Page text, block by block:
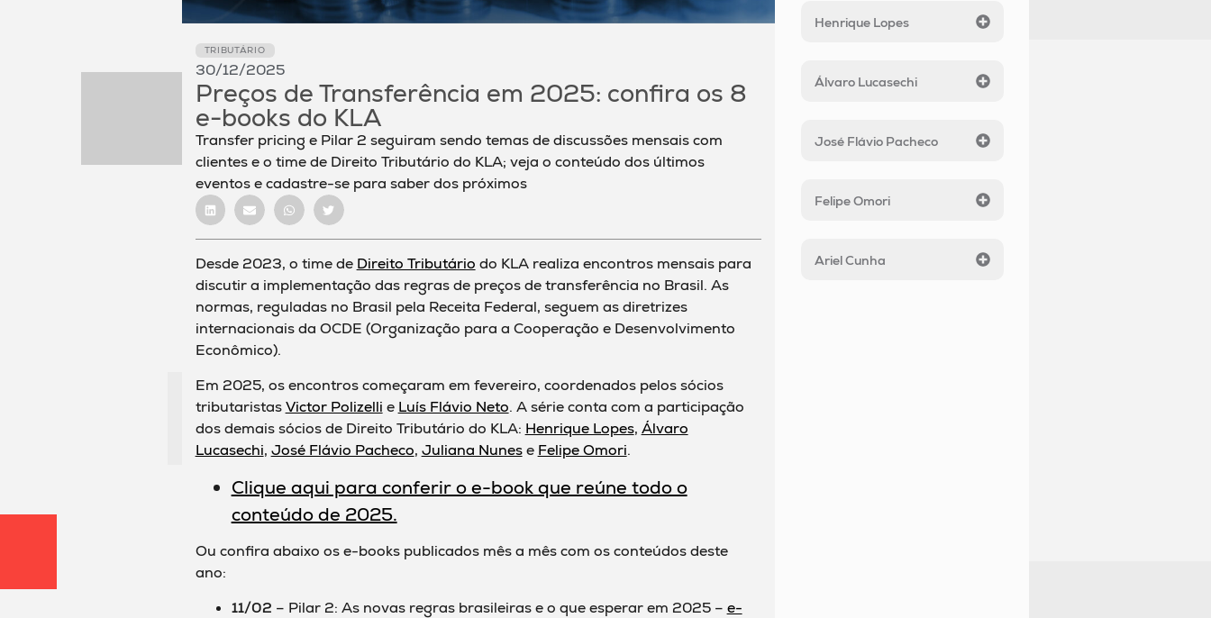
TRIBUTÁRIO
30/12/2025
Preços de Transferência em 2025: confira os 8
e-books do KLA
Transfer pricing e Pilar 2 seguiram sendo temas de discussões mensais com
clientes e o time de Direito Tributário do KLA; veja o conteúdo dos últimos
eventos e cadastre-se para saber dos próximos
Desde 2023, o time de Direito Tributário do KLA realiza encontros mensais para
discutir a implementação das regras de preços de transferência no Brasil. As
normas, reguladas no Brasil pela Receita Federal, seguem as diretrizes
internacionais da OCDE (Organização para a Cooperação e Desenvolvimento
Econômico).
Em 2025, os encontros começaram em fevereiro, coordenados pelos sócios
tributaristasVictor Polizelli e Luís Flávio Neto. A série conta com a participação
dos demais sócios de Direito Tributário do KLA: Henrique Lopes, Álvaro
Lucasechi, José Flávio Pacheco, Juliana Nunese Felipe Omori.
Clique aqui para conferir o e-book que reúne todo o
conteúdo de 2025.
Ou confira abaixo os e-books publicados mês a mês com os conteúdos deste
ano:
11/02 – Pilar 2: As novas regras brasileiras e o que esperar em 2025 – e-
Henrique Lopes
Álvaro Lucasechi
José Flávio Pacheco
Felipe Omori
Ariel Cunha